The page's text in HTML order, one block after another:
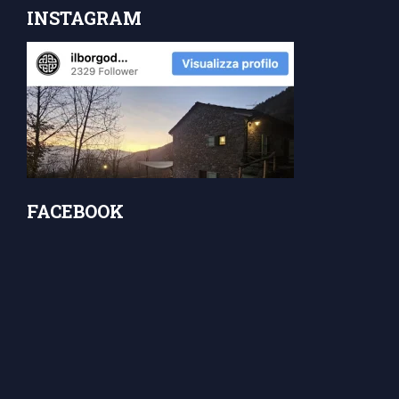
INSTAGRAM
FACEBOOK